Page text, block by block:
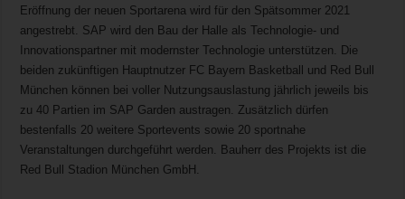
Eröffnung der neuen Sportarena wird für den Spätsommer 2021
angestrebt. SAP wird den Bau der Halle als Technologie- und
Innovationspartner mit modernster Technologie unterstützen. Die
beiden zukünftigen Hauptnutzer FC Bayern Basketball und Red Bull
München können bei voller Nutzungsauslastung jährlich jeweils bis
zu 40 Partien im SAP Garden austragen. Zusätzlich dürfen
bestenfalls 20 weitere Sportevents sowie 20 sportnahe
Veranstaltungen durchgeführt werden. Bauherr des Projekts ist die
Red Bull Stadion München GmbH.